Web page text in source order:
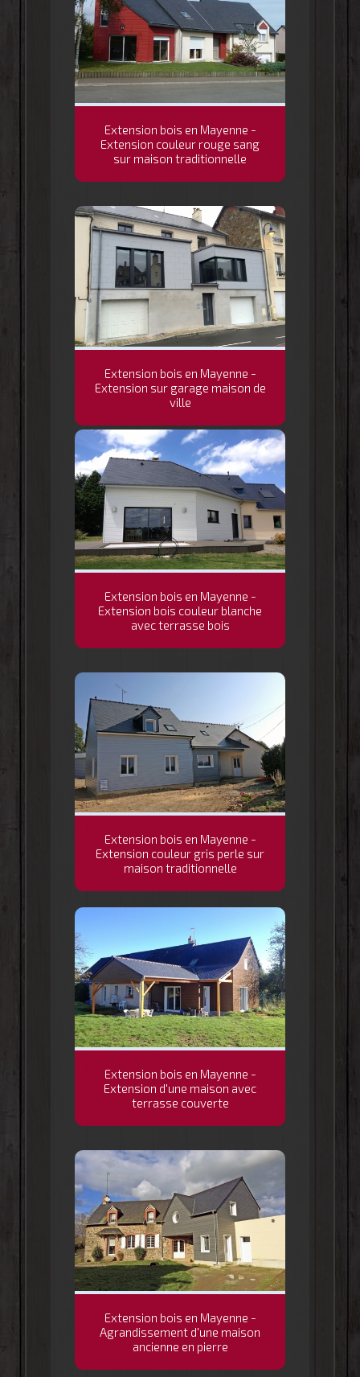
Extension bois en Mayenne -
Extension couleur rouge sang
sur maison traditionnelle
Extension bois en Mayenne -
Extension sur garage maison de
ville
Extension bois en Mayenne -
Extension bois couleur blanche
avec terrasse bois
Extension bois en Mayenne -
Extension couleur gris perle sur
maison traditionnelle
Extension bois en Mayenne -
Extension d'une maison avec
terrasse couverte
Extension bois en Mayenne -
Agrandissement d'une maison
ancienne en pierre